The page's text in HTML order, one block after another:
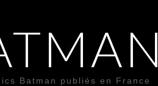
Batman publiés en France